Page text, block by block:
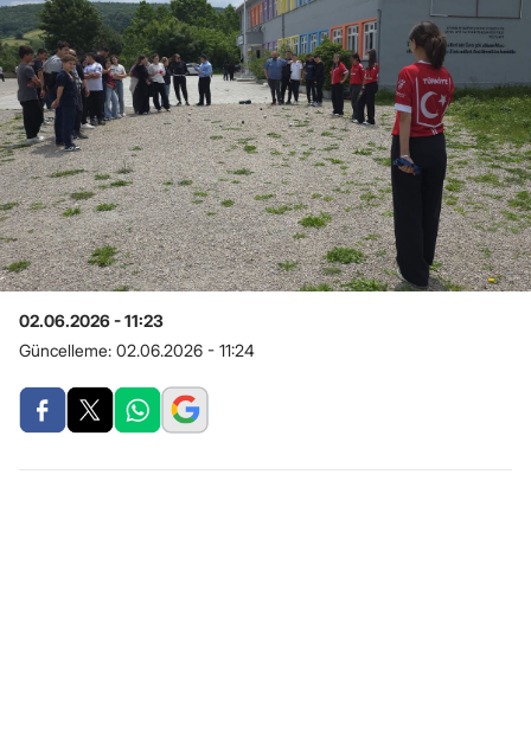
02.06.2026 - 11:23
Güncelleme: 02.06.2026 - 11:24